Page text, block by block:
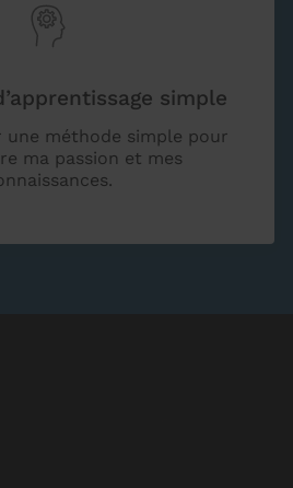
simple
une méthode simple pour
ma passion et mes